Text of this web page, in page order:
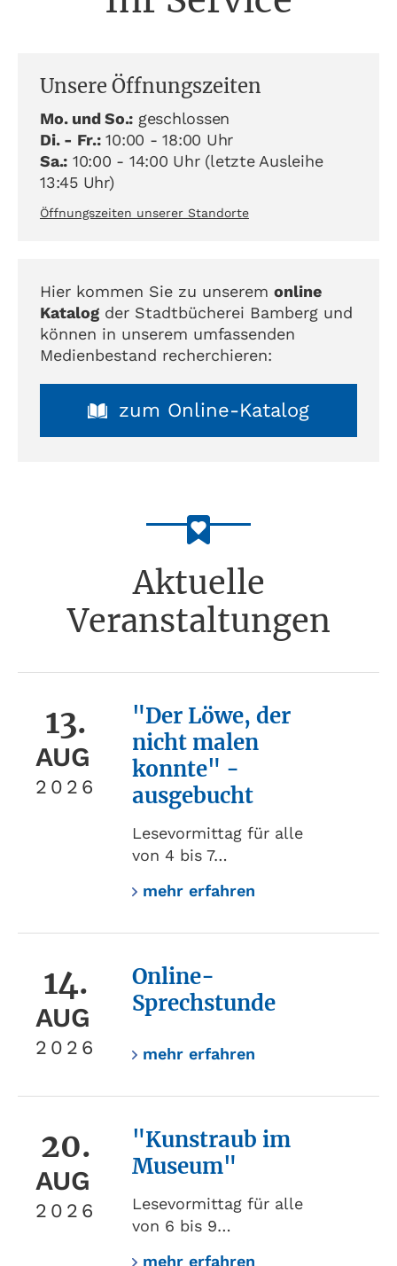
Unsere Öffnungszeiten
Mo. und So.: geschlossen
Di. - Fr.:10:00 - 18:00 Uhr
Sa.: 10:00 - 14:00 Uhr (letzte Ausleihe
13:45 Uhr)
Öffnungszeiten unserer Standorte
Hier kommen Sie zu unserem online
Katalog der Stadtbücherei Bamberg und
können in unserem umfassenden
Medienbestand recherchieren:
zum Online-Katalog
Aktuelle
Veranstaltungen
13.
AUG
2026
"Der Löwe, der
nicht malen
konnte" -
ausgebucht
Lesevormittag für alle
von 4 bis 7…
mehr erfahren
14.
AUG
2026
Online-
Sprechstunde
mehr erfahren
20.
AUG
2026
"Kunstraub im
Museum"
Lesevormittag für alle
von 6 bis 9…
mehr erfahren